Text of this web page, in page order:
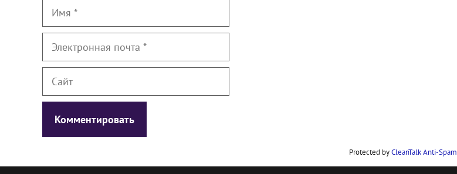
Имя
Электронная
Сайт
Protected byCleanTalk Anti-Spam